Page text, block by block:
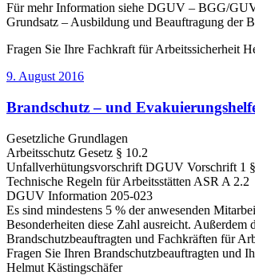
Für mehr Information siehe DGUV – BGG/
Grundsatz – Ausbildung und Beauftragung der
Fragen Sie Ihre Fachkraft für Arbeitssicherheit
Veröffentlicht
9. August 2016
Brandschutz – und
Gesetzliche Grundlagen
Arbeitsschutz Gesetz § 10.2
Unfallverhütungsvorschrift DGUV Vorschrift 1
Technische Regeln für Arbeitsstätten ASR A 2.2
DGUV Information 205-023
Es sind mindestens 5 % der anwesenden
Besonderheiten diese Zahl ausreicht.
Brandschutzbeauftragten und Fachkräften für
Fragen Sie Ihren Brandschutzbeauftragten und
Helmut Kästingschäfer